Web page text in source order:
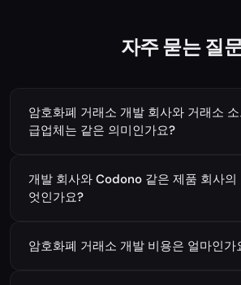
자주 묻는 질
암호화폐 거래소 개발 회사와 거래소
급업체는 같은 의미인가요?
개발 회사와 Codono 같은 제품 회사의
엇인가요?
암호화폐 거래소 개발 비용은 얼마인가